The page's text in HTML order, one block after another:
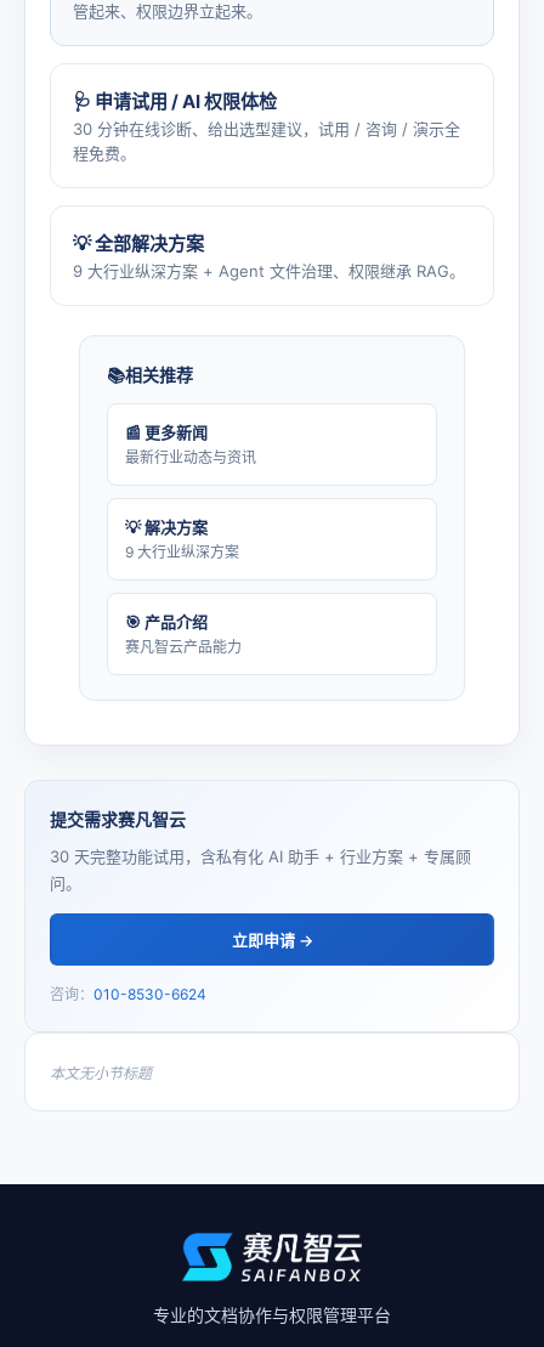
管起来、权限边界立起来。
🩺 申请试用 / AI 权限体检
30 分钟在线诊断、给出选型建议，试用 / 咨询 / 演示全
程免费。
💡 全部解决方案
9 大行业纵深方案 + Agent 文件治理、权限继承 RAG。
相关推荐
📰 更多新闻
最新行业动态与资讯
💡 解决方案
9 大行业纵深方案
🎯 产品介绍
赛凡智云产品能力
提交需求赛凡智云
30 天完整功能试用，含私有化 AI 助手 + 行业方案 + 专属顾
问。
立即申请 →
咨询： 010-8530-6624
本文无小节标题
专业的文档协作与权限管理平台